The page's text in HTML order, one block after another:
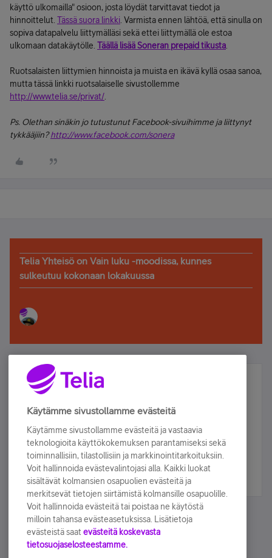
käyttö ulkomailla" osioon, josta löydät tarvittavat tiedot ja
hinnoittelut. Tässä suora linkki . Varmista ennen lähtöä, että sinulla on
sopiva datapalvelu liittymälläsi sekä ettei liittymällä ole estoa
ulkomaan datakäytölle. Täällä lisää Soneran prepaid tikusta
Ruotsalaisten liittymien hinnoista ja muista en ikävä kyllä osaa sanoa,
mutta tässä linkki ruotsalaiselle sivustollemme
http://www.telia.se/privat/
Ps. Olethan sinäkin jo tutustunut Facebook-sivuihimme ja liittynyt
tykkääjiin?http://www.facebook.com/sonera
Telia Yhteisö on Vain luku -moodissa, kunnes
sulkeutuu kokonaan lokakuussa
Älä jää paitsi – osallistu ja voita!
Tilaa Telian uutiskirje ja olet mukana arvonnassa.
sähköpostiisi.
Tilaa nyt
Käytämme sivustollamme evästeitä
Käytämme sivustollamme evästeitä ja vastaavia
teknologioita käyttökokemuksen parantamiseksi sekä
toiminnallisiin, tilastollisiin ja markkinointitarkoituksiin.
Voit hallinnoida evästevalintojasi alla. Kaikki luokat
sisältävät kolmansien osapuolien evästeitä ja
merkitsevät tietojen siirtämistä kolmansille osapuolille.
Voit hallinnoida evästeitä tai poistaa ne käytöstä
milloin tahansa evästeasetuksissa. Lisätietoja
evästeistä saat evästeitä koskevasta
tietosuojaselosteestamme.